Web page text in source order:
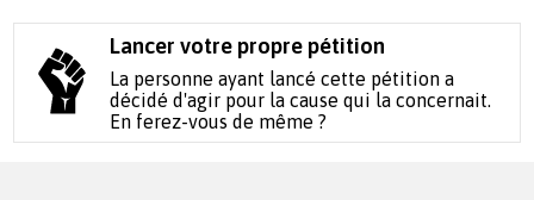
Lancer votre propre pétition
La personne ayant lancé cette pétition a
décidé d'agir pour la cause qui la concernait.
En ferez-vous de même ?